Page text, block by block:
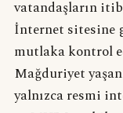
vatandaşların
İnternet sitesine
mutlaka kontrol
Mağduriyet
yalnızca resmi